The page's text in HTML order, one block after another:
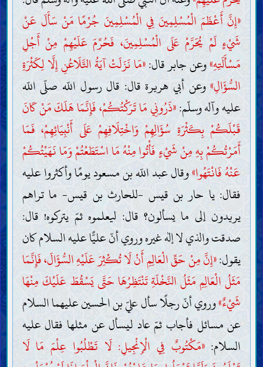
«إِنَّ أَعْظَمَ الْمُسْلِمِينَ فِي الْمُسْلِمِينَ جُرْمًا مَنْ سَأَلَ عَنْ
شَيْءٍ لَمْ يُحَرَّمْ عَلَى الْمُسْلِمِينَ، فَحُرِّمَ عَلَيْهِمْ مِنْ أَجْلِ
مَسْأَلَتِهِ»وعن جابر قال:«مَا نَزَلَتْ آيَةُ التَّلَاعُنِ إِلَّا لِكَثْرَةِ
السُّؤَالِ»وعن أبي هريرة قال: قال رسول اللّه صلّى اللّه
عليه وآله وسلّم:«ذَرُونِي مَا تَرَكْتُكُمْ، فَإِنَّمَا هَلَكَ مَنْ كَانَ
قَبْلَكُمْ بِكَثْرَةِ سُؤَالِهِمْ وَاخْتِلَافِهِمْ عَلَى أَنْبِيَائِهِمْ، فَمَا
أَمَرْتُكُمْ بِهِ مِنْ شَيْءٍ فَأْتُوا مِنْهُ مَا اسْتَطَعْتُمْ وَمَا نَهَيْتُكُمْ
عَنْهُ فَانْتَهُوا»وقال عبد اللّه بن مسعود يومًا وأكثروا عليه
فقال: يا حار بن قيس -للحارث بن قيس- ما تراهم
يريدون إلى ما يسألون؟ قال: ليعلموه ثمّ يتركوه! قال:
صدقت والذي لا إله غيره وروي أنّ عليًّا عليه السلام كان
يقول:«إِنَّ مِنْ حَقِّ الْعَالِمِ أَنْ لَا تُكْثِرَ عَلَيْهِ السُّؤَالَ، فَإِنَّمَا
مَثَلُ الْعَالِمِ مَثَلُ النَّخْلَةِ تَنْتَظِرُهَا حَتَّى يَسْقُطَ عَلَيْكَ مِنْهَا
شَيْءٌ»وروي أنّ رجلًا سأل عليّ بن الحسين عليهما السلام
عن مسائل فأجاب ثمّ عاد ليسأل عن مثلها فقال عليه
السلام:«مَكْتُوبٌ فِي الْإِنْجِيلِ: لَا تَطْلُبُوا عِلْمَ مَا لَا